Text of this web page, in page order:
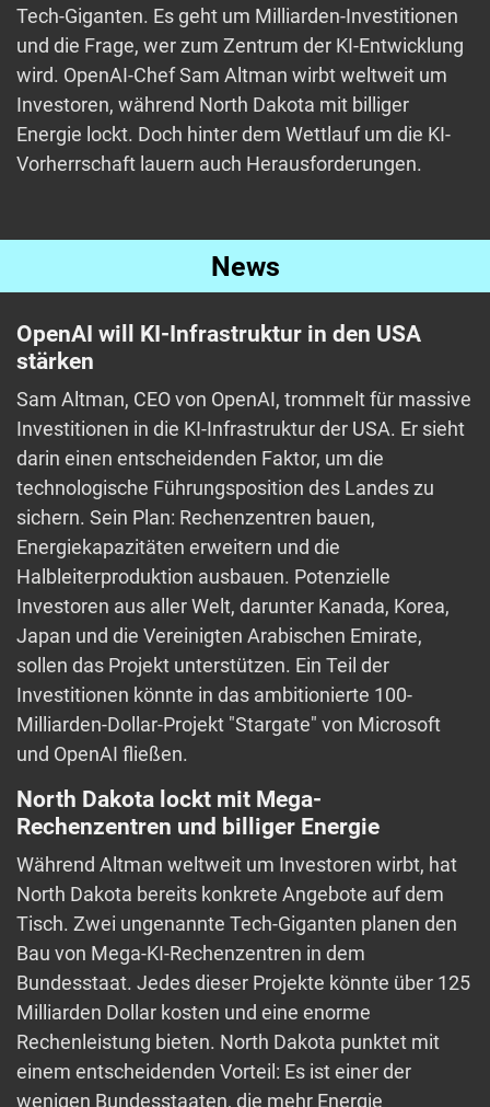
Tech-Giganten. Es geht um Milliarden-Investitionen
und die Frage, wer zum Zentrum der KI-Entwicklung
wird. OpenAI-Chef Sam Altman wirbt weltweit um
Investoren, während North Dakota mit billiger
Energie lockt. Doch hinter dem Wettlauf um die KI-
Vorherrschaft lauern auch Herausforderungen.
News
OpenAI will KI-Infrastruktur in den USA
stärken
Sam Altman, CEO von OpenAI, trommelt für massive
Investitionen in die KI-Infrastruktur der USA. Er sieht
darin einen entscheidenden Faktor, um die
technologische Führungsposition des Landes zu
sichern. Sein Plan: Rechenzentren bauen,
Energiekapazitäten erweitern und die
Halbleiterproduktion ausbauen. Potenzielle
Investoren aus aller Welt, darunter Kanada, Korea,
Japan und die Vereinigten Arabischen Emirate,
sollen das Projekt unterstützen. Ein Teil der
Investitionen könnte in das ambitionierte 100-
Milliarden-Dollar-Projekt "Stargate" von Microsoft
und OpenAI fließen.
North Dakota lockt mit Mega-
Rechenzentren und billiger Energie
Während Altman weltweit um Investoren wirbt, hat
North Dakota bereits konkrete Angebote auf dem
Tisch. Zwei ungenannte Tech-Giganten planen den
Bau von Mega-KI-Rechenzentren in dem
Bundesstaat. Jedes dieser Projekte könnte über 125
Milliarden Dollar kosten und eine enorme
Rechenleistung bieten. North Dakota punktet mit
einem entscheidenden Vorteil: Es ist einer der
wenigen Bundesstaaten, die mehr Energie